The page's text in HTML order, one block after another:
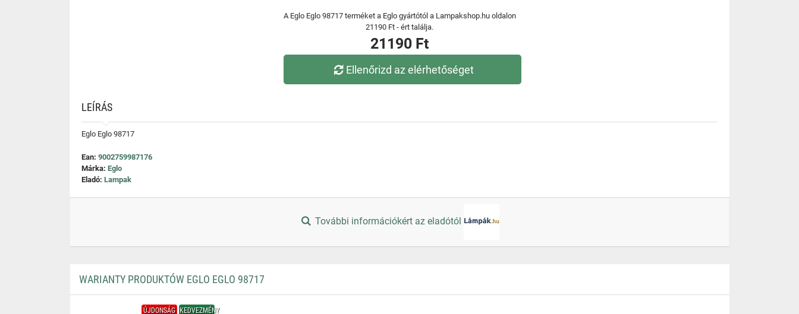
A Eglo Eglo 98717 terméket a Eglo gyártótól a Lampakshop.hu oldalon
21190 Ft - ért találja.
21190 Ft
Ellenőrizd az elérhetőséget
LEÍRÁS
Eglo Eglo 98717
Ean: 9002759987176
Márka: Eglo
Eladó: Lampak
További információkért az eladótól
WARIANTY PRODUKTÓW EGLO EGLO 98717
ÚJDONSÁG KEDVEZMÉNY